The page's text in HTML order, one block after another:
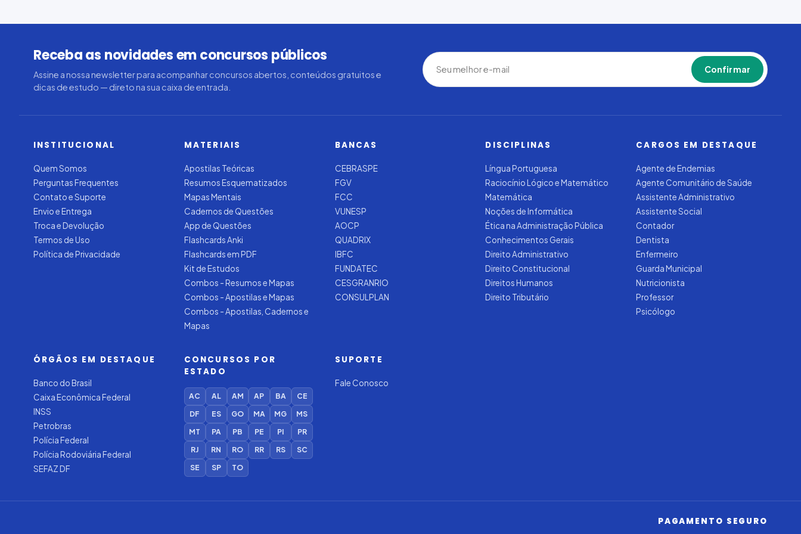
Receba as novidades em concursos públicos
Assine a nossa newsletter para acompanhar concursos abertos, conteúdos gratuitos e
dicas de estudo — direto na sua caixa de entrada.
Confirmar
INSTITUCIONAL
Quem Somos
Perguntas Frequentes
Contato e Suporte
Envio e Entrega
Troca e Devolução
Termos de Uso
Política de Privacidade
MATERIAIS
Apostilas Teóricas
Resumos Esquematizados
Mapas Mentais
Cadernos de Questões
App de Questões
Flashcards Anki
Flashcards em PDF
Kit de Estudos
Combos - Resumos e Mapas
Combos - Apostilas e Mapas
Combos - Apostilas, Cadernos e
Mapas
BANCAS
CEBRASPE
FGV
FCC
VUNESP
AOCP
QUADRIX
IBFC
FUNDATEC
CESGRANRIO
CONSULPLAN
DISCIPLINAS
Língua Portuguesa
Raciocínio Lógico e Matemático
Matemática
Noções de Informática
Ética na Administração Pública
Conhecimentos Gerais
Direito Administrativo
Direito Constitucional
Direitos Humanos
Direito Tributário
CARGOS EM DESTAQUE
Agente de Endemias
Agente Comunitário de Saúde
Assistente Administrativo
Assistente Social
Contador
Dentista
Enfermeiro
Guarda Municipal
Nutricionista
Professor
Psicólogo
ÓRGÃOS EM DESTAQUE
Banco do Brasil
Caixa Econômica Federal
INSS
Petrobras
Polícia Federal
Polícia Rodoviária Federal
SEFAZ DF
CONCURSOS POR
ESTADO
AC AL AM AP BA
CE
DF
ES GO MA MG
MS
MT
PA PB PE PI
PR
RJ
RN RO RR RS
SC
SE
SP TO
SUPORTE
Fale Conosco
PAGAMENTO SEGURO